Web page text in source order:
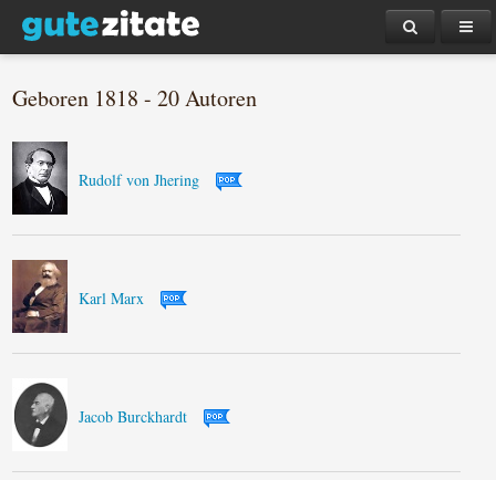
Geboren 1818 - 20 Autoren
Rudolf von Jhering
Karl Marx
Jacob Burckhardt